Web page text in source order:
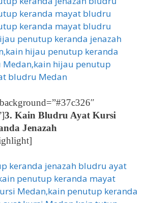
3. Kain Bludru Ayat Kursi
Jenazah